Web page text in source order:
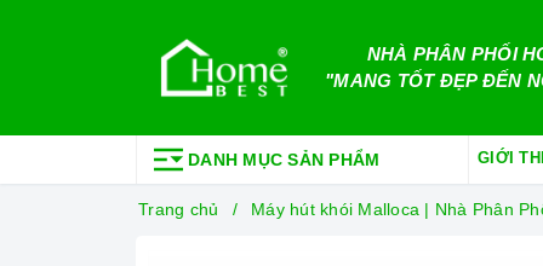
NHÀ PHÂN PHỐI
"MANG TỐT ĐẸP ĐẾN
DANH MỤC SẢN PHẨM GIỚI
Trang chủ Máy hút khói Malloca | Nhà Phân